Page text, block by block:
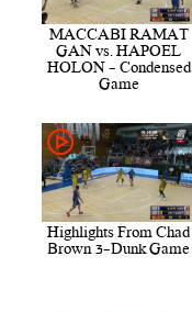
MACCABI RAMAT
GAN vs. HAPOEL
HOLON - Condensed
Game
Highlights From Chad
Brown 3-Dunk Game